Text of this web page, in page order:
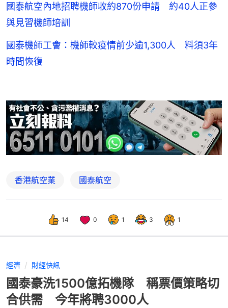
國泰航空內地招聘機師收約870份申請 約40人正參
與見習機師培訓
國泰機師工會：機師較疫情前少逾1,300人 料須3年
時間恢復
香港航空業 國泰航空
14 0 1 3 1
經濟 財經快訊
國泰豪洗1500億拓機隊 稱票價策略切
合供需 今年將聘3000人